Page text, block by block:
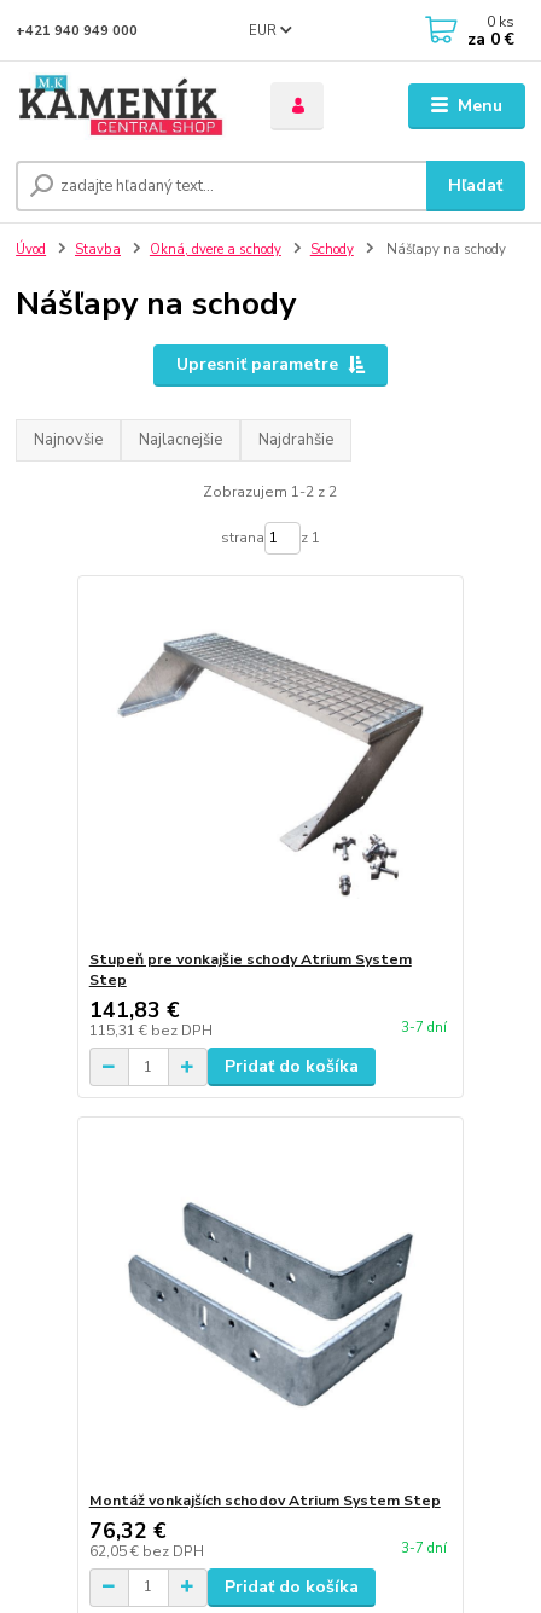
Menu
EUR
Hľadať
+421 940 949 000 0 ks
za 0 €
Úvod Stavba Okná, dvere a schody Schody Nášľapy na schody
Nášľapy na schody
Upresniť parametre
Najnovšie Najlacnejšie Najdrahšie
Zobrazujem 1-2 z 2
strana z 1
Stupeň pre vonkajšie schody Atrium System
Step
141,83 €
115,31 € bez DPH 3-7 dní
Pridať do košíka
Montáž vonkajších schodov Atrium System Step
76,32 €
62,05 € bez DPH 3-7 dní
Pridať do košíka